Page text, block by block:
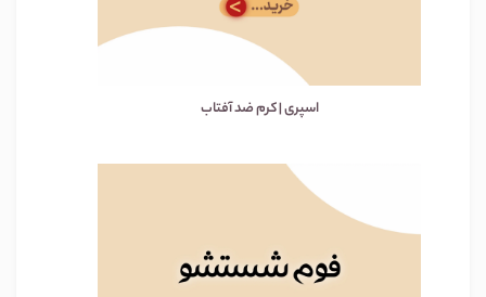
اسپری | کرم ضد آفتاب